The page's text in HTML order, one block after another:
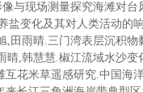
与现场测量探究海滩对
盐变化及其对人类活动的
田雨晴.三门湾表层沉积
,韩慧慧.椒江流域水沙变
花米草遥感研究.中国海